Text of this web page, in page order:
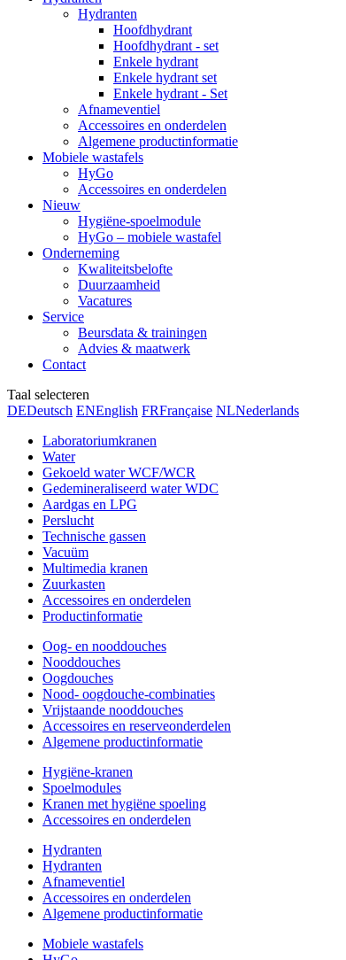
Hydranten
Hoofdhydrant
Hoofdhydrant - set
Enkele hydrant
Enkele hydrant set
Enkele hydrant - Set
Afnameventiel
Accessoires en onderdelen
Algemene productinformatie
Mobiele wastafels
HyGo
Accessoires en onderdelen
Nieuw
Hygiëne-spoelmodule
HyGo – mobiele wastafel
Onderneming
Kwaliteitsbelofte
Duurzaamheid
Vacatures
Service
Beursdata & trainingen
Advies & maatwerk
Contact
Taal selecteren
DEDeutsch ENEnglish FRFrançaise NLNederlands
Laboratoriumkranen
Water
Gekoeld water WCF/WCR
Gedemineraliseerd water WDC
Aardgas en LPG
Perslucht
Technische gassen
Vacuüm
Multimedia kranen
Zuurkasten
Accessoires en onderdelen
Productinformatie
Oog- en nooddouches
Nooddouches
Oogdouches
Nood- oogdouche-combinaties
Vrijstaande nooddouches
Accessoires en reserveonderdelen
Algemene productinformatie
Hygiëne-kranen
Spoelmodules
Kranen met hygiëne spoeling
Accessoires en onderdelen
Hydranten
Hydranten
Afnameventiel
Accessoires en onderdelen
Algemene productinformatie
Mobiele wastafels